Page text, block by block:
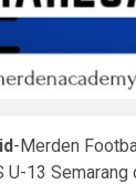
-Merden
U-13